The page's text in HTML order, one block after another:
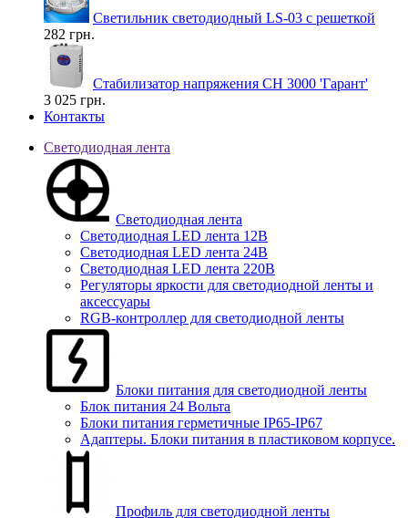
Светильник светодиодный LS-03 с решеткой
282 грн.
Стабилизатор напряжения СН 3000 'Гарант'
3 025 грн.
Контакты
Светодиодная лента
Светодиодная лента
Светодиодная LED лента 12В
Светодиодная LED лента 24В
Светодиодная LED лента 220В
Регуляторы яркости для светодиодной ленты и
аксессуары
RGB-контроллер для светодиодной ленты
Блоки питания для светодиодной ленты
Блок питания 24 Вольта
Блоки питания герметичные IP65-IP67
Адаптеры. Блоки питания в пластиковом корпусе.
Профиль для светодиодной ленты